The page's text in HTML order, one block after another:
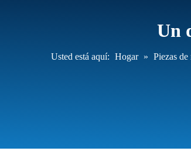
Un
Usted está aquí: Hogar » Piezas de